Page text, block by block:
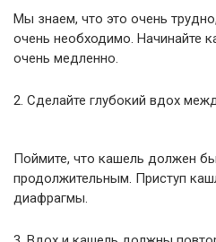
Мы знаем, что это очень
очень необходимо. Начинайте
очень медленно.
2. Сделайте глубокий вдох
Поймите, что кашель должен
продолжительным. Приступ
диафрагмы.